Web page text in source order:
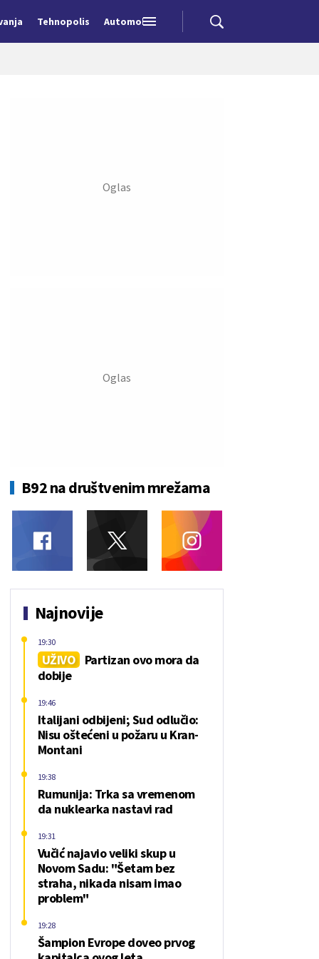
Tehnopolis Automobili
B92 na društvenim mrežama
Najnovije
UŽIVO
Partizan ovo mora da
dobije
19:30
Italijani odbijeni; Sud odlučio:
Nisu oštećeni u požaru u Kran-
Montani
19:46
Rumunija: Trka sa vremenom
da nuklearka nastavi rad
19:38
Vučić najavio veliki skup u
Novom Sadu: "Šetam bez
straha, nikada nisam imao
problem"
19:31
Šampion Evrope doveo prvog
19:28